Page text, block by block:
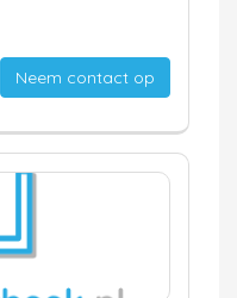
Neem contact op